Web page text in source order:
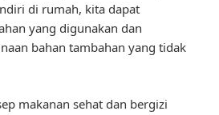
di rumah, kita dapat
yang digunakan dan
bahan tambahan yang tidak
makanan sehat dan bergizi